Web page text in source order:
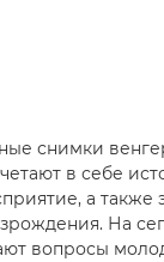
снимки
в себе
а также
На
вопросы